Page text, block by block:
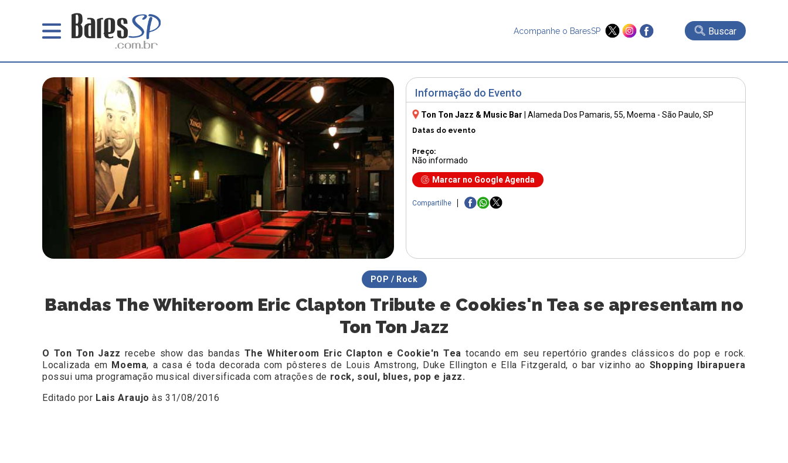
Acompanhe o BaresSP Buscar
Informação do Evento
Ton Ton Jazz & Music Bar Alameda Dos Pamaris, 55, Moema - São Paulo, SP
Datas do evento
Preço:
Não informado
Marcar no Google Agenda
Compartilhe
POP / Rock
Bandas The Whiteroom Eric Clapton Tribute e Cookies'n Tea se apresentam no
Ton Ton Jazz
O Ton Ton Jazz recebe show das bandas The Whiteroom Eric Clapton e Cookie'n Tea tocando em seu repertório grandes clássicos do pop e rock.
Localizada em Moema, a casa é toda decorada com pôsteres de Louis Amstrong, Duke Ellington e Ella Fitzgerald, o bar vizinho ao Shopping Ibirapuera
possui uma programação musical diversificada com atrações de rock, soul, blues, pop e jazz.
Editado por Lais Araujo às 31/08/2016